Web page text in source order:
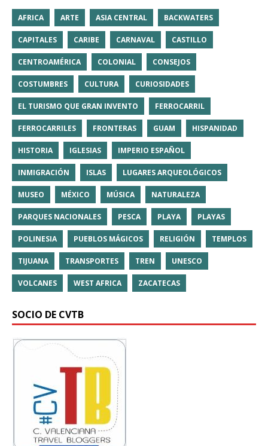
AFRICA ARTE ASIA CENTRAL BACKWATERS
CAPITALES CARIBE CARNAVAL CASTILLO
CENTROAMÉRICA COLONIAL CONSEJOS
COSTUMBRES CULTURA CURIOSIDADES
EL TURISMO QUE GRAN INVENTO FERROCARRIL
FERROCARRILES FRONTERAS GUAM HISPANIDAD
HISTORIA IGLESIAS IMPERIO ESPAÑOL
INMIGRACIÓN ISLAS LUGARES ARQUEOLÓGICOS
MUSEO MÉXICO MÚSICA NATURALEZA
PARQUES NACIONALES PESCA PLAYA PLAYAS
POLINESIA PUEBLOS MÁGICOS RELIGIÓN TEMPLOS
TIJUANA TRANSPORTES TREN UNESCO
VOLCANES WEST AFRICA ZACATECAS
SOCIO DE CVTB